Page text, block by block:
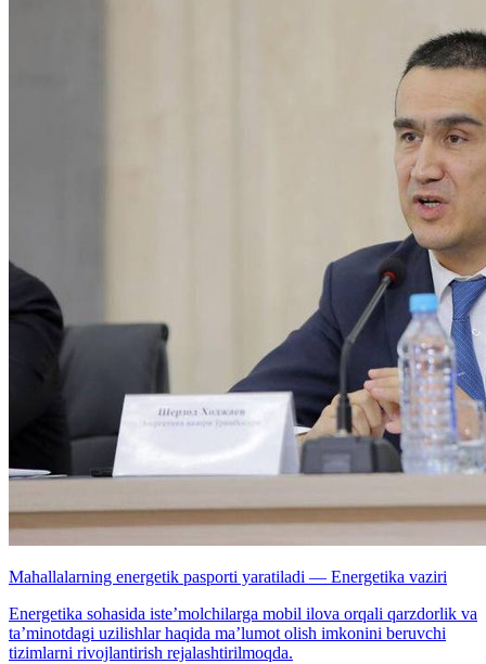
Mahallalarning energetik pasporti yaratiladi — Energetika vaziri
Energetika sohasida iste’molchilarga mobil ilova orqali qarzdorlik va
ta’minotdagi uzilishlar haqida ma’lumot olish imkonini beruvchi
tizimlarni rivojlantirish rejalashtirilmoqda.